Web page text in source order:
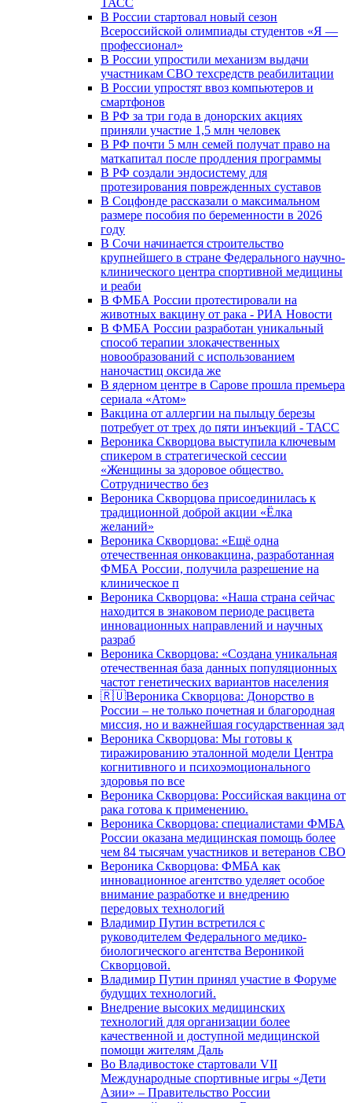
ТАСС
В России стартовал новый сезон
Всероссийской олимпиады студентов «Я —
профессионал»
В России упростили механизм выдачи
участникам СВО техсредств реабилитации
В России упростят ввоз компьютеров и
смартфонов
В РФ за три года в донорских акциях
приняли участие 1,5 млн человек
В РФ почти 5 млн семей получат право на
маткапитал после продления программы
В РФ создали эндосистему для
протезирования поврежденных суставов
В Соцфонде рассказали о максимальном
размере пособия по беременности в 2026
году
В Сочи начинается строительство
крупнейшего в стране Федерального научно-
клинического центра спортивной медицины
и реаби
В ФМБА России протестировали на
животных вакцину от рака - РИА Новости
В ФМБА России разработан уникальный
способ терапии злокачественных
новообразований с использованием
наночастиц оксида же
В ядерном центре в Сарове прошла премьера
сериала «Атом»
Вакцина от аллергии на пыльцу березы
потребует от трех до пяти инъекций - ТАСС
Вероника Скворцова выступила ключевым
спикером в стратегической сессии
«Женщины за здоровое общество.
Сотрудничество без
Вероника Скворцова присоединилась к
традиционной доброй акции «Ёлка
желаний»
Вероника Скворцова: «Ещё одна
отечественная онковакцина, разработанная
ФМБА России, получила разрешение на
клиническое п
Вероника Скворцова: «Наша страна сейчас
находится в знаковом периоде расцвета
инновационных направлений и научных
разраб
Вероника Скворцова: «Создана уникальная
отечественная база данных популяционных
частот генетических вариантов населения
🇷🇺Вероника Скворцова: Донорство в
России – не только почетная и благородная
миссия, но и важнейшая государственная зад
Вероника Скворцова: Мы готовы к
тиражированию эталонной модели Центра
когнитивного и психоэмоционального
здоровья по все
Вероника Скворцова: Российская вакцина от
рака готова к применению.
Вероника Скворцова: специалистами ФМБА
России оказана медицинская помощь более
чем 84 тысячам участников и ветеранов СВО
Вероника Скворцова: ФМБА как
инновационное агентство уделяет особое
внимание разработке и внедрению
передовых технологий
Владимир Путин встретился с
руководителем Федерального медико-
биологического агентства Вероникой
Скворцовой.
Владимир Путин принял участие в Форуме
будущих технологий.
Внедрение высоких медицинских
технологий для организации более
качественной и доступной медицинской
помощи жителям Даль
Во Владивостоке стартовали VII
Международные спортивные игры «Дети
Азии» – Правительство России